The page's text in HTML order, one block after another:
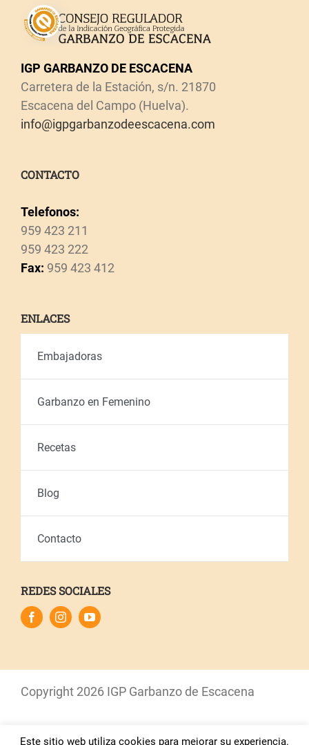
IGP GARBANZO DE ESCACENA
Carretera de la Estación, s/n. 21870
Escacena del Campo (Huelva).
info@igpgarbanzodeescacena.com
CONTACTO
Telefonos:
959 423 211
959 423 222
Fax: 959 423 412
ENLACES
Embajadoras
Garbanzo en Femenino
Recetas
Blog
Contacto
REDES SOCIALES
Copyright 2026 IGP Garbanzo de Escacena
Este sitio web utiliza cookies para mejorar su experiencia.